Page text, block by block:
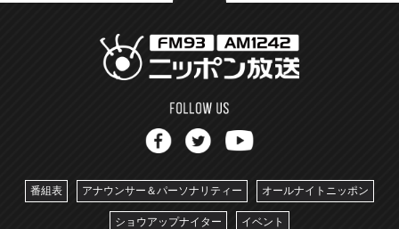
番組表 アナウンサー＆パーソナリティー オールナイトニッポン
ショウアップナイター イベント